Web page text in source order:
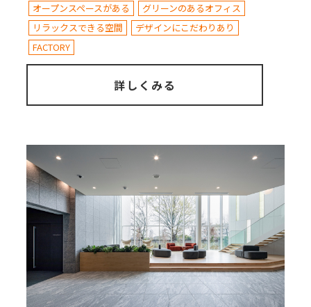
オープンスペースがある
グリーンのあるオフィス
リラックスできる空間
デザインにこだわりあり
FACTORY
詳しくみる